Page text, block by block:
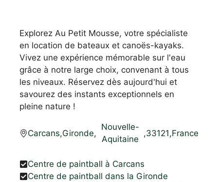
Explorez Au Petit Mousse, votre spécialiste
en location de bateaux et canoës-kayaks.
Vivez une expérience mémorable sur l'eau
grâce à notre large choix, convenant à tous
les niveaux. Réservez dès aujourd'hui et
savourez des instants exceptionnels en
pleine nature !
Carcans,Gironde,
Nouvelle-
Aquitaine
,33121,France
Centre de paintball à Carcans
Centre de paintball dans la Gironde